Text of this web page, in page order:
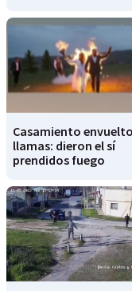
Casamiento
llamas: dieron el sí
prendidos fuego